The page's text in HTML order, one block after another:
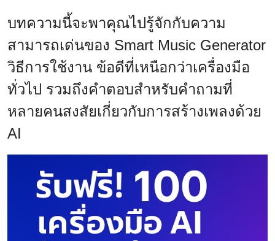
บทความนี้จะพาคุณไปรู้จักกับความ
สามารถเด่นของ Smart Music Generator
วิธีการใช้งาน ข้อดีที่เหนือกว่าเครื่องมือ
ทั่วไป รวมถึงคำตอบสำหรับคำถามที่
หลายคนสงสัยเกี่ยวกับการสร้างเพลงด้วย
AI